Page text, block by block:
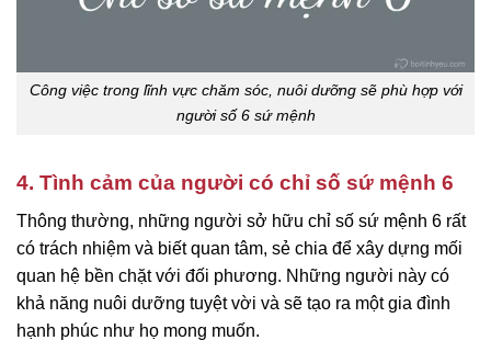
Công việc trong lĩnh vực chăm sóc, nuôi dưỡng sẽ phù hợp với
người số 6 sứ mệnh
4. Tình cảm của người có chỉ số sứ mệnh 6
Thông thường, những người sở hữu chỉ số sứ mệnh 6 rất
có trách nhiệm và biết quan tâm, sẻ chia để xây dựng mối
quan hệ bền chặt với đối phương. Những người này có
khả năng nuôi dưỡng tuyệt vời và sẽ tạo ra một gia đình
hạnh phúc như họ mong muốn.